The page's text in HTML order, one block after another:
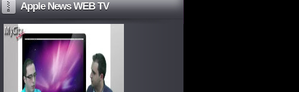
Apple News WEB TV